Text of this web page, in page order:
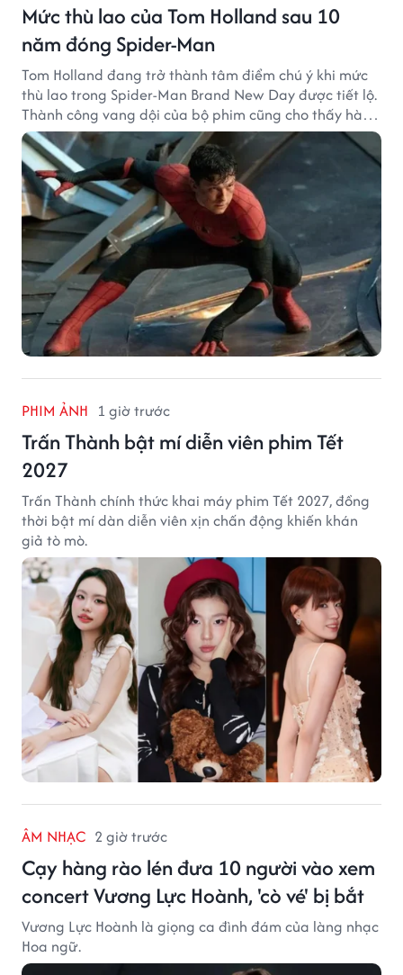
Mức thù lao của Tom Holland sau 10
năm đóng Spider-Man
Tom Holland đang trở thành tâm điểm chú ý khi mức
thù lao trong Spider-Man Brand New Day được tiết lộ.
Thành công vang dội của bộ phim cũng cho thấy hành
trình thăng hạng đáng chú ý của nam diễn viên sau
một thập kỷ gắn bó với vai Người Nhện.
PHIM ẢNH 1 giờ trước
Trấn Thành bật mí diễn viên phim Tết
2027
Trấn Thành chính thức khai máy phim Tết 2027, đồng
thời bật mí dàn diễn viên xịn chấn động khiến khán
giả tò mò.
ÂM NHẠC 2 giờ trước
Cạy hàng rào lén đưa 10 người vào xem
concert Vương Lực Hoành, 'cò vé' bị bắt
Vương Lực Hoành là giọng ca đình đám của làng nhạc
Hoa ngữ.